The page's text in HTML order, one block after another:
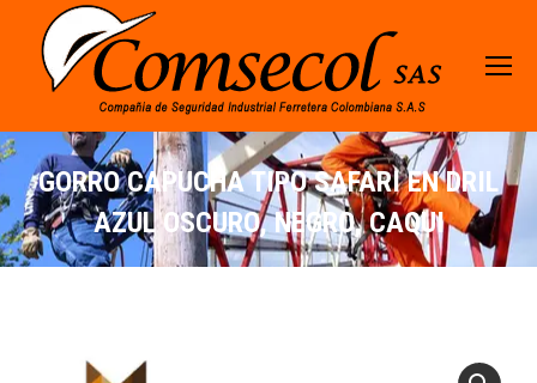
GORRO CAPUCHA TIPO SAFARI EN DRIL
AZUL OSCURO, NEGRO, CAQUI